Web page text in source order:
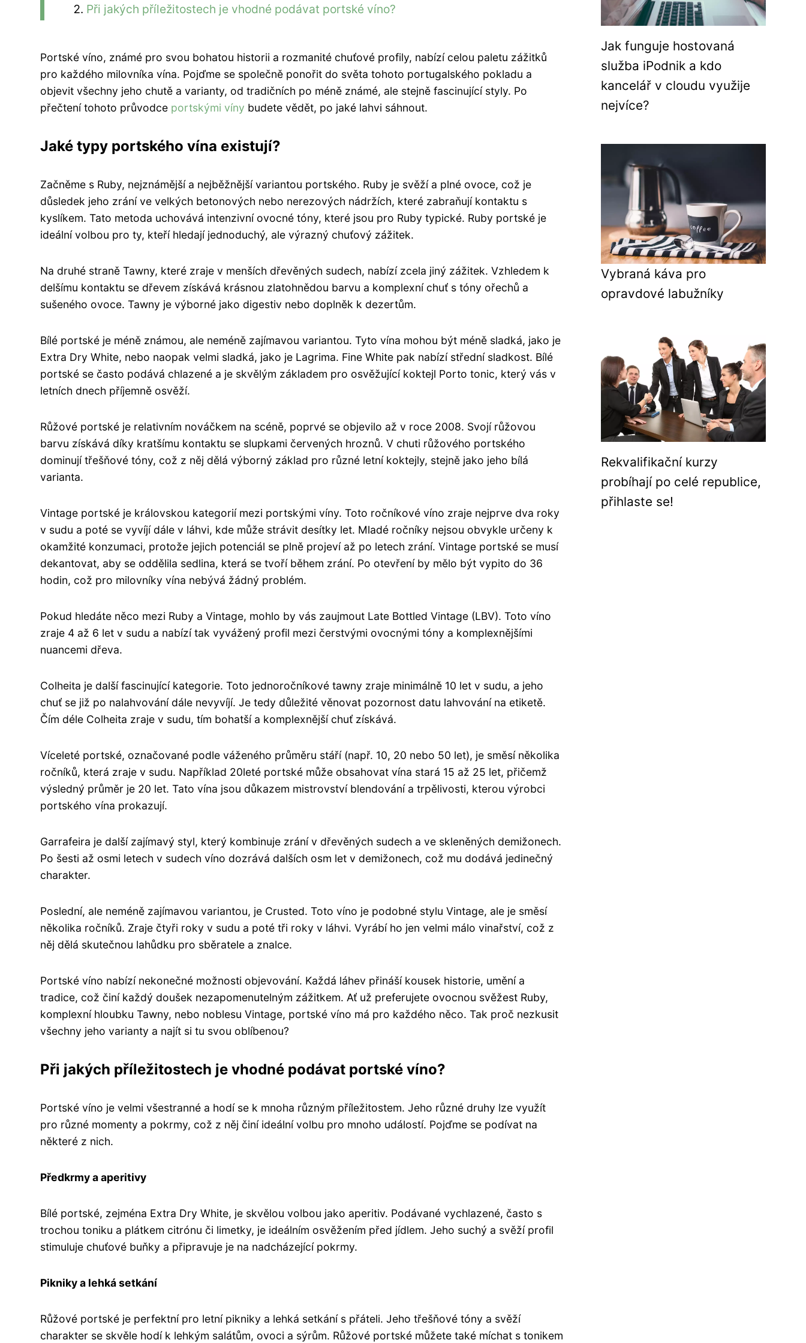
Při jakých příležitostech je vhodné podávat portské víno?
Portské víno, známé pro svou bohatou historii a rozmanité chuťové profily, nabízí celou paletu zážitků
pro každého milovníka vína. Pojďme se společně ponořit do světa tohoto portugalského pokladu a
objevit všechny jeho chutě a varianty, od tradičních po méně známé, ale stejně fascinující styly. Po
přečtení tohoto průvodce portskými víny budete vědět, po jaké lahvi sáhnout.
Jaké typy portského vína existují?
Začněme s Ruby, nejznámější a nejběžnější variantou portského. Ruby je svěží a plné ovoce, což je
důsledek jeho zrání ve velkých betonových nebo nerezových nádržích, které zabraňují kontaktu s
kyslíkem. Tato metoda uchovává intenzivní ovocné tóny, které jsou pro Ruby typické. Ruby portské je
ideální volbou pro ty, kteří hledají jednoduchý, ale výrazný chuťový zážitek.
Na druhé straně Tawny, které zraje v menších dřevěných sudech, nabízí zcela jiný zážitek. Vzhledem k
delšímu kontaktu se dřevem získává krásnou zlatohnědou barvu a komplexní chuť s tóny ořechů a
sušeného ovoce. Tawny je výborné jako digestiv nebo doplněk k dezertům.
Bílé portské je méně známou, ale neméně zajímavou variantou. Tyto vína mohou být méně sladká, jako je
Extra Dry White, nebo naopak velmi sladká, jako je Lagrima. Fine White pak nabízí střední sladkost. Bílé
portské se často podává chlazené a je skvělým základem pro osvěžující koktejl Porto tonic, který vás v
letních dnech příjemně osvěží.
Růžové portské je relativním nováčkem na scéně, poprvé se objevilo až v roce 2008. Svojí růžovou
barvu získává díky kratšímu kontaktu se slupkami červených hroznů. V chuti růžového portského
dominují třešňové tóny, což z něj dělá výborný základ pro různé letní koktejly, stejně jako jeho bílá
varianta.
Vintage portské je královskou kategorií mezi portskými víny. Toto ročníkové víno zraje nejprve dva roky
v sudu a poté se vyvíjí dále v láhvi, kde může strávit desítky let. Mladé ročníky nejsou obvykle určeny k
okamžité konzumaci, protože jejich potenciál se plně projeví až po letech zrání. Vintage portské se musí
dekantovat, aby se oddělila sedlina, která se tvoří během zrání. Po otevření by mělo být vypito do 36
hodin, což pro milovníky vína nebývá žádný problém.
Pokud hledáte něco mezi Ruby a Vintage, mohlo by vás zaujmout Late Bottled Vintage (LBV). Toto víno
zraje 4 až 6 let v sudu a nabízí tak vyvážený profil mezi čerstvými ovocnými tóny a komplexnějšími
nuancemi dřeva.
Colheita je další fascinující kategorie. Toto jednoročníkové tawny zraje minimálně 10 let v sudu, a jeho
chuť se již po nalahvování dále nevyvíjí. Je tedy důležité věnovat pozornost datu lahvování na etiketě.
Čím déle Colheita zraje v sudu, tím bohatší a komplexnější chuť získává.
Víceleté portské, označované podle váženého průměru stáří (např. 10, 20 nebo 50 let), je směsí několika
ročníků, která zraje v sudu. Například 20leté portské může obsahovat vína stará 15 až 25 let, přičemž
výsledný průměr je 20 let. Tato vína jsou důkazem mistrovství blendování a trpělivosti, kterou výrobci
portského vína prokazují.
Garrafeira je další zajímavý styl, který kombinuje zrání v dřevěných sudech a ve skleněných demižonech.
Po šesti až osmi letech v sudech víno dozrává dalších osm let v demižonech, což mu dodává jedinečný
charakter.
Poslední, ale neméně zajímavou variantou, je Crusted. Toto víno je podobné stylu Vintage, ale je směsí
několika ročníků. Zraje čtyři roky v sudu a poté tři roky v láhvi. Vyrábí ho jen velmi málo vinařství, což z
něj dělá skutečnou lahůdku pro sběratele a znalce.
Portské víno nabízí nekonečné možnosti objevování. Každá láhev přináší kousek historie, umění a
tradice, což činí každý doušek nezapomenutelným zážitkem. Ať už preferujete ovocnou svěžest Ruby,
komplexní hloubku Tawny, nebo noblesu Vintage, portské víno má pro každého něco. Tak proč nezkusit
všechny jeho varianty a najít si tu svou oblíbenou?
Při jakých příležitostech je vhodné podávat portské víno?
Portské víno je velmi všestranné a hodí se k mnoha různým příležitostem. Jeho různé druhy lze využít
pro různé momenty a pokrmy, což z něj činí ideální volbu pro mnoho událostí. Pojďme se podívat na
některé z nich.
Předkrmy a aperitivy
Bílé portské, zejména Extra Dry White, je skvělou volbou jako aperitiv. Podávané vychlazené, často s
trochou toniku a plátkem citrónu či limetky, je ideálním osvěžením před jídlem. Jeho suchý a svěží profil
stimuluje chuťové buňky a připravuje je na nadcházející pokrmy.
Pikniky a lehká setkání
Růžové portské je perfektní pro letní pikniky a lehká setkání s přáteli. Jeho třešňové tóny a svěží
charakter se skvěle hodí k lehkým salátům, ovoci a sýrům. Růžové portské můžete také míchat s tonikem
Jak funguje hostovaná
služba iPodnik a kdo
kancelář v cloudu využije
nejvíce?
Vybraná káva pro
opravdové labužníky
Rekvalifikační kurzy
probíhají po celé republice,
přihlaste se!